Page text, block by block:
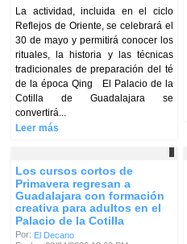
La actividad, incluida en el ciclo
Reflejos de Oriente, se celebrará el
30 de mayo y permitirá conocer los
rituales, la historia y las técnicas
tradicionales de preparación del té
de la época Qing El Palacio de la
Cotilla de Guadalajara se
convertirá...
Leer más
Los cursos cortos de
Primavera regresan a
Guadalajara con formación
creativa para adultos en el
Palacio de la Cotilla
Por: El Decano